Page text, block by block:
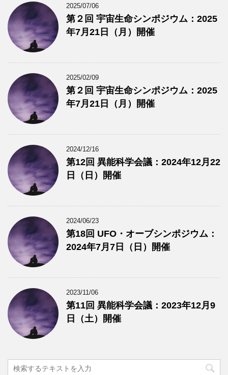
2025/07/06
第２回 宇宙生命シンポジウム：2025
年7月21日（月）開催
2025/02/09
第２回 宇宙生命シンポジウム：2025
年7月21日（月）開催
2024/12/16
第12回 異能科学会議：2024年12月22
日（日）開催
2024/06/23
第18回 UFO・オーブシンポジウム：
2024年7月7日（日）開催
2023/11/06
第11回 異能科学会議：2023年12月9
日（土）開催